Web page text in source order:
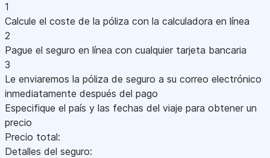
1
Calcule el coste de la póliza con la calculadora en línea
2
Pague el seguro en línea con cualquier tarjeta bancaria
3
Le enviaremos la póliza de seguro a su correo electrónico
inmediatamente después del pago
Especifique el país y las fechas del viaje para obtener un
precio
Precio total:
Detalles del seguro: